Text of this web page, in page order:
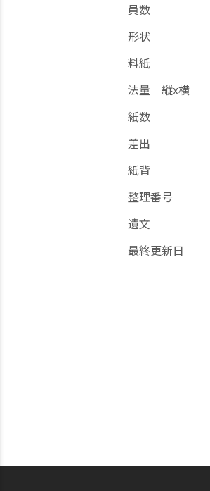
員数
形状
料紙
法量 縦x横
紙数
差出
紙背
整理番号
遺文
最終更新日